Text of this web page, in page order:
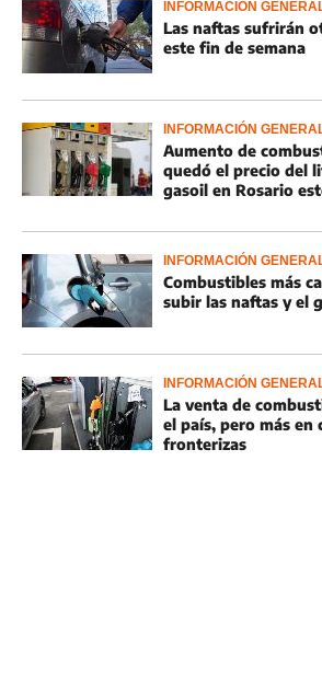
INFORMACIÓN
Las naftas sufrirán
este fin de semana
INFORMACIÓN
Aumento de
quedó el precio del
gasoil en Rosario
INFORMACIÓN
Combustibles más
subir las naftas y el
INFORMACIÓN
La venta de
el país, pero más en
fronterizas